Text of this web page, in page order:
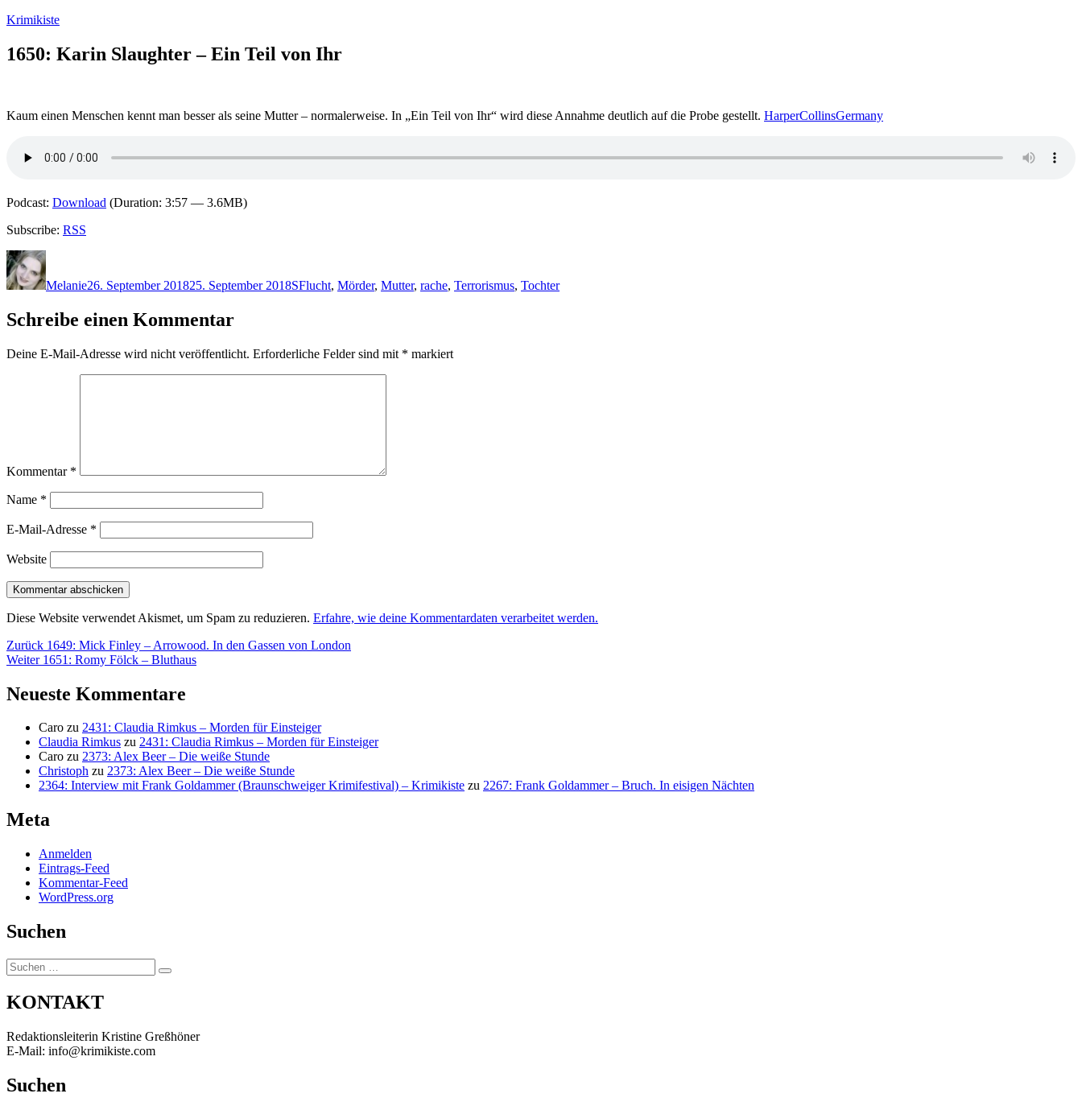
Zum
springen
Krimikiste
1650: Karin Slaughter – Ein Teil von Ihr
Kaum einen Menschen kennt man besser als seine Mutter – normalerweise. In „Ein Teil von Ihr“ wird diese Annahme deutlich auf die Probe gestellt. HarperCollinsGermany
Podcast: Download (Duration: 3:57 — 3.6MB)
Subscribe: RSS
Autor
Melanie26. September 201825. September 2018SFlucht, Mörder, Mutter, rache, Terrorismus, Tochter
Schreibe einen Kommentar
Deine E-Mail-Adresse wird nicht veröffentlicht. Erforderliche Felder sind mit * markiert
Kommentar *
Name *
E-Mail-Adresse *
Website
Diese Website verwendet Akismet, um Spam zu reduzieren. Erfahre, wie deine Kommentardaten verarbeitet werden.
Beitragsnavigation
Zurück Vorheriger
Beitrag:
1649: Mick Finley – Arrowood. In den Gassen von London
Weiter Nächster
1651: Romy Fölck – Bluthaus
Neueste Kommentare
Caro zu 2431: Claudia Rimkus – Morden für Einsteiger
Claudia Rimkus zu 2431: Claudia Rimkus – Morden für Einsteiger
Caro zu 2373: Alex Beer – Die weiße Stunde
Christoph zu 2373: Alex Beer – Die weiße Stunde
2364: Interview mit Frank Goldammer (Braunschweiger Krimifestival) – Krimikiste zu 2267: Frank Goldammer – Bruch. In eisigen Nächten
Meta
Anmelden
Eintrags-Feed
Kommentar-Feed
WordPress.org
Suchen
Suchen
nach:
Suchen
KONTAKT
Redaktionsleiterin Kristine Greßhöner
E-Mail: info@krimikiste.com
Suchen